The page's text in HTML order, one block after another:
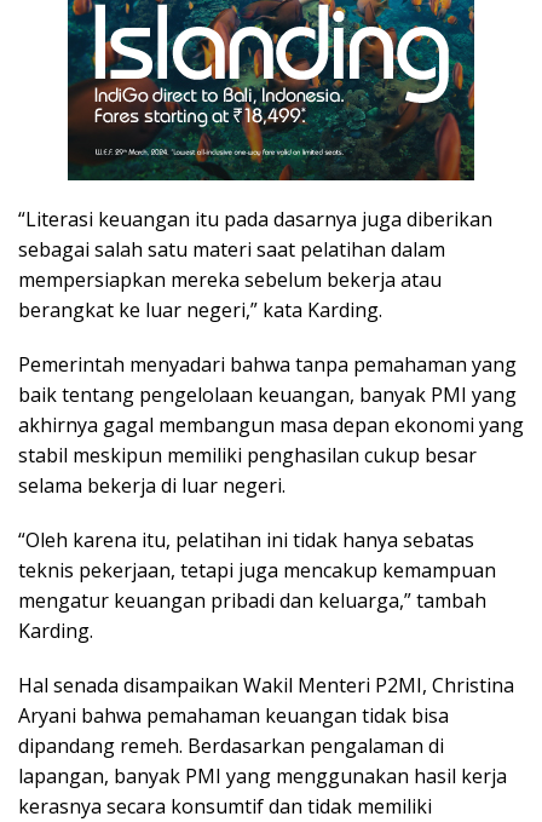
“Literasi keuangan itu pada dasarnya juga diberikan
sebagai salah satu materi saat pelatihan dalam
mempersiapkan mereka sebelum bekerja atau
berangkat ke luar negeri,” kata Karding.
Pemerintah menyadari bahwa tanpa pemahaman yang
baik tentang pengelolaan keuangan, banyak PMI yang
akhirnya gagal membangun masa depan ekonomi yang
stabil meskipun memiliki penghasilan cukup besar
selama bekerja di luar negeri.
“Oleh karena itu, pelatihan ini tidak hanya sebatas
teknis pekerjaan, tetapi juga mencakup kemampuan
mengatur keuangan pribadi dan keluarga,” tambah
Karding.
Hal senada disampaikan Wakil Menteri P2MI, Christina
Aryani bahwa pemahaman keuangan tidak bisa
dipandang remeh. Berdasarkan pengalaman di
lapangan, banyak PMI yang menggunakan hasil kerja
kerasnya secara konsumtif dan tidak memiliki